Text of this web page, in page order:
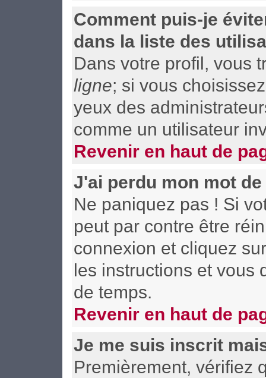
Comment puis-je
dans la liste des
Dans votre profil, vous
ligne; si vous
yeux des
comme un utilisateur
Revenir en haut de
J'ai perdu mon mot
Ne paniquez pas ! Si
peut par contre être
connexion et cliquez
les instructions et
de temps.
Revenir en haut de
Je me suis inscrit
Premièrement, vérifiez